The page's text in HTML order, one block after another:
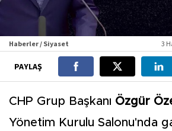
Haberler / Siyaset 3
PAYLAŞ
CHP Grup Başkanı Özgür
Yönetim Kurulu Salonu'nda